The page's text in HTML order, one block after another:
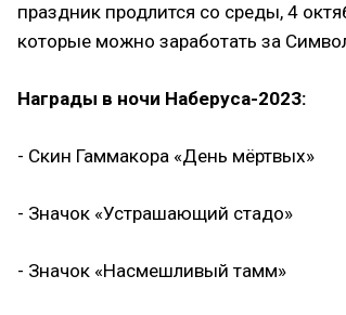
праздник продлится со среды, 4
которые можно заработать за
Награды в ночи Наберуса-2023:
- Скин Гаммакора «День мёртвых»
- Значок «Устрашающий стадо»
- Значок «Насмешливый тамм»